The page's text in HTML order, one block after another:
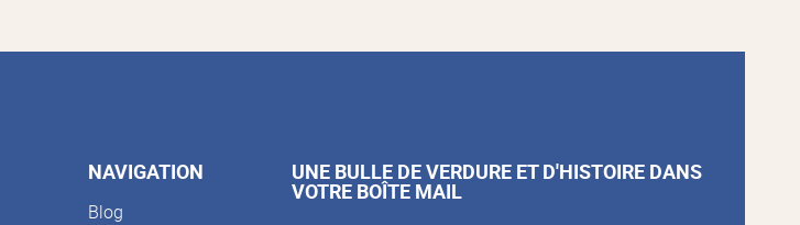
NAVIGATION
Blog
UNE BULLE DE VERDURE ET D'HISTOIRE DANS
VOTRE BOÎTE MAIL